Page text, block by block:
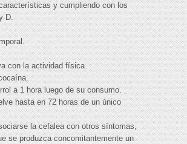
y cumpliendo con los
D.
con la actividad física.
a 1 hora luego de su consumo.
hasta en 72 horas de un único
la cefalea con otros síntomas,
se produzca concomitantemente un